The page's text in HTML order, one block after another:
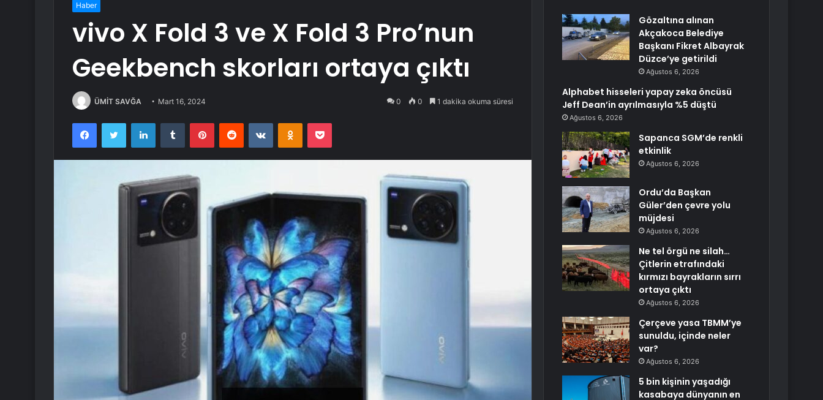
Haber
vivo X Fold 3 ve X Fold 3 Pro’nun
Geekbench skorları ortaya çıktı
ÜMİT SAVĞA Mart 16, 2024 0 0 1 dakika okuma süresi
FacebookTwitter LinkedInTumblr PinterestReddit VKontakteOdnoklassniki
Pocket
Gözaltına alınan
Akçakoca Belediye
Başkanı Fikret Albayrak
Düzce’ye getirildi
Ağustos 6, 2026
Alphabet hisseleri yapay zeka öncüsü
Jeff Dean’in ayrılmasıyla %5 düştü
Ağustos 6, 2026
Sapanca SGM’de renkli
etkinlik
Ağustos 6, 2026
Ordu’da Başkan
Güler’den çevre yolu
müjdesi
Ağustos 6, 2026
Ne tel örgü ne silah…
Çitlerin etrafındaki
kırmızı bayrakların sırrı
ortaya çıktı
Ağustos 6, 2026
Çerçeve yasa TBMM’ye
sunuldu, içinde neler
var?
Ağustos 6, 2026
5 bin kişinin yaşadığı
kasabaya dünyanın en